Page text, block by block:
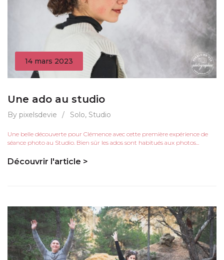
14 mars 2023
Une ado au studio
By pixelsdevie / Solo, Studio
Une belle découverte pour Clémence avec cette première expérience de
séance photo au Studio. Bien sûr les ados sont habitués aux photos...
Découvrir l'article >